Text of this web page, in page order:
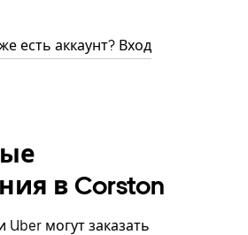
есть аккаунт? Вход
в Corston
Uber могут заказать